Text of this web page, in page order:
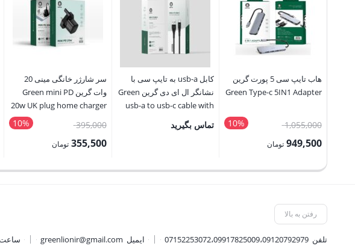
هاب تایپ سی 5 پورت گرین
Green Type-c 5IN1 Adapter
10% 1,055,000قیمت
اصلی:
بود.
949,500 تومان
کابل usb-a به تایپ سی با
نشانگر ال ای دی گرین Green
usb-a to usb-c cable with
LED indicator
تماس بگیرید
سر شارژر خانگی مینی 20
وات گرین Green mini PD
20w UK plug home charger
10% 395,000قیمت
اصلی:
بود.
355,500 تومان
رفتن به بالا
تلفن07152253072،09917825009،09120792979 ایمیل greenlionir@gmail.com ساعت کاری صبح 9